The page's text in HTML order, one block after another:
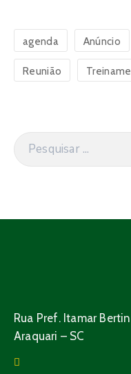
agenda Anúncio
Reunião
Rua Pref. Itamar
Araquari – SC